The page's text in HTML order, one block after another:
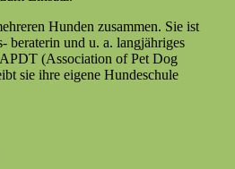
Hunden zusammen. Sie ist
beraterin und u. a. langjähriges
(Association of Pet Dog
sie ihre eigene Hundeschule